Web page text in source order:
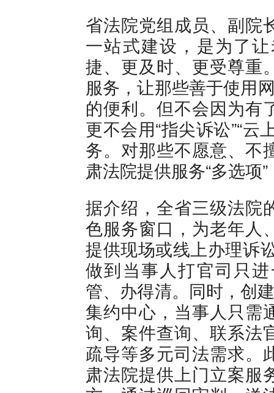
省法院党组成员、副院
一站式建设，是为了
捷、更及时、更受尊重
服务，让那些善于使用
的便利。但不会因为有
更不会用“指尖诉讼”“
务。对那些不愿意、不
肃法院提供服务“多选项
据介绍，全省三级法院
色服务窗口，为老年人
提供现场或线上办理诉
做到当事人打官司只
管、办得清。同时，创
集约中心，当事人只需
询、案件查询、联系法
疏导等多元司法需求。
肃法院提供上门立案服